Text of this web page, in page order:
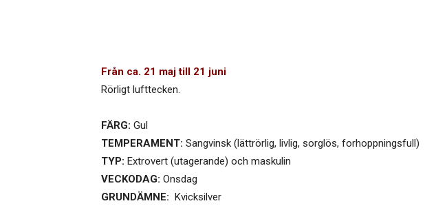
Från ca. 21 maj till 21 juni
Rörligt lufttecken.
FÄRG: Gul
TEMPERAMENT: Sangvinsk (lättrörlig, livlig, sorglös, forhoppningsfull)
TYP: Extrovert (utagerande) och maskulin
VECKODAG: Onsdag
GRUNDÄMNE: Kvicksilver